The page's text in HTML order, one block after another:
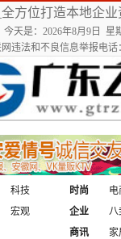
方位打造本地企
今天是：2026年8月9日 星
网违法和不良信息举报电话
科技
宏观
时尚 电
企业
八
商讯 家